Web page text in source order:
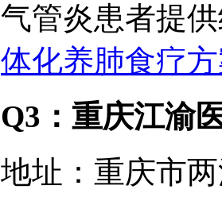
气管炎患者提
体化养肺食疗
Q3：重庆江渝
地址：重庆市